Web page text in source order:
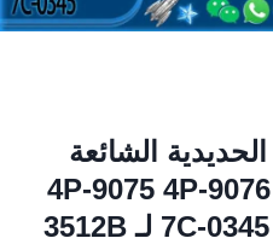
الشائعة
4P-9075 4P-
7C-0345 7C-4175 7E-8836 لـ 3512B